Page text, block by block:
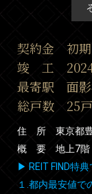
契約金 初期
竣 工 2024
最寄駅 面影
総戸数 25戸
住 所 東京都豊
概 要 地上7階
▶ REIT FIND特
１.都内最安値で